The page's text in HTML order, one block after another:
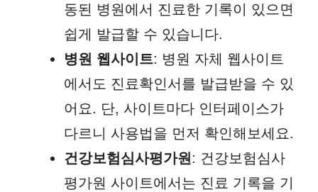
동된 병원에서 진료한 기록이 있으면
쉽게 발급할 수 있습니다.
병원 웹사이트: 병원 자체 웹사이트
에서도 진료확인서를 발급받을 수 있
어요. 단, 사이트마다 인터페이스가
다르니 사용법을 먼저 확인해보세요.
건강보험심사평가원: 건강보험심사
평가원 사이트에서는 진료 기록을 기